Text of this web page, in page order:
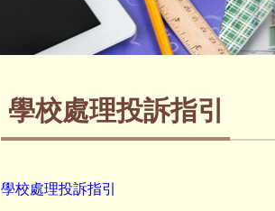
學校處理投訴指引
學校處理投訴指引